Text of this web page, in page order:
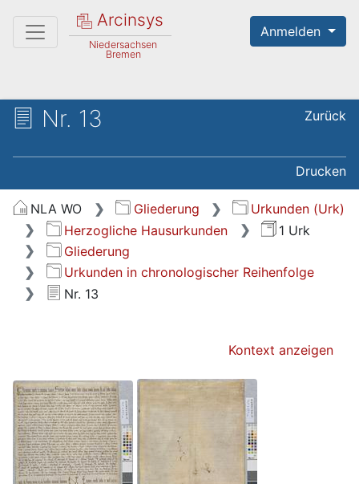
Arcinsys
Niedersachsen
Bremen
Anmelden
Nr. 13 Zurück
Drucken
NLA WO Gliederung
Urkunden (Urk)
Herzogliche Hausurkunden
1 Urk
Gliederung
Urkunden in chronologischer Reihenfolge
Nr. 13
Kontext anzeigen